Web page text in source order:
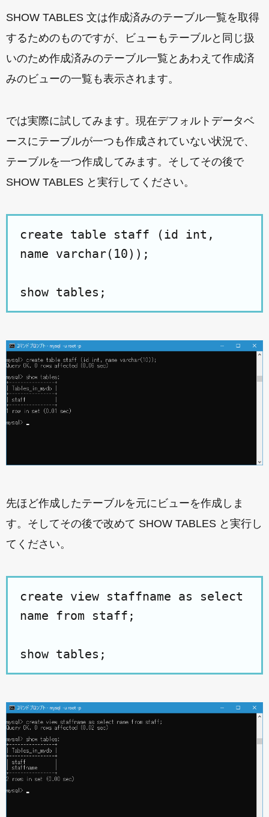
SHOW TABLES 文は作成済みのテーブル一覧を取得
するためのものですが、ビューもテーブルと同じ扱
いのため作成済みのテーブル一覧とあわえて作成済
みのビューの一覧も表示されます。
では実際に試してみます。現在デフォルトデータベ
ースにテーブルが一つも作成されていない状況で、
テーブルを一つ作成してみます。そしてその後で
SHOW TABLES と実行してください。
create table staff (id int,
name varchar(10));
show tables;
先ほど作成したテーブルを元にビューを作成しま
す。そしてその後で改めて SHOW TABLES と実行し
てください。
create view staffname as select
name from staff;
show tables;